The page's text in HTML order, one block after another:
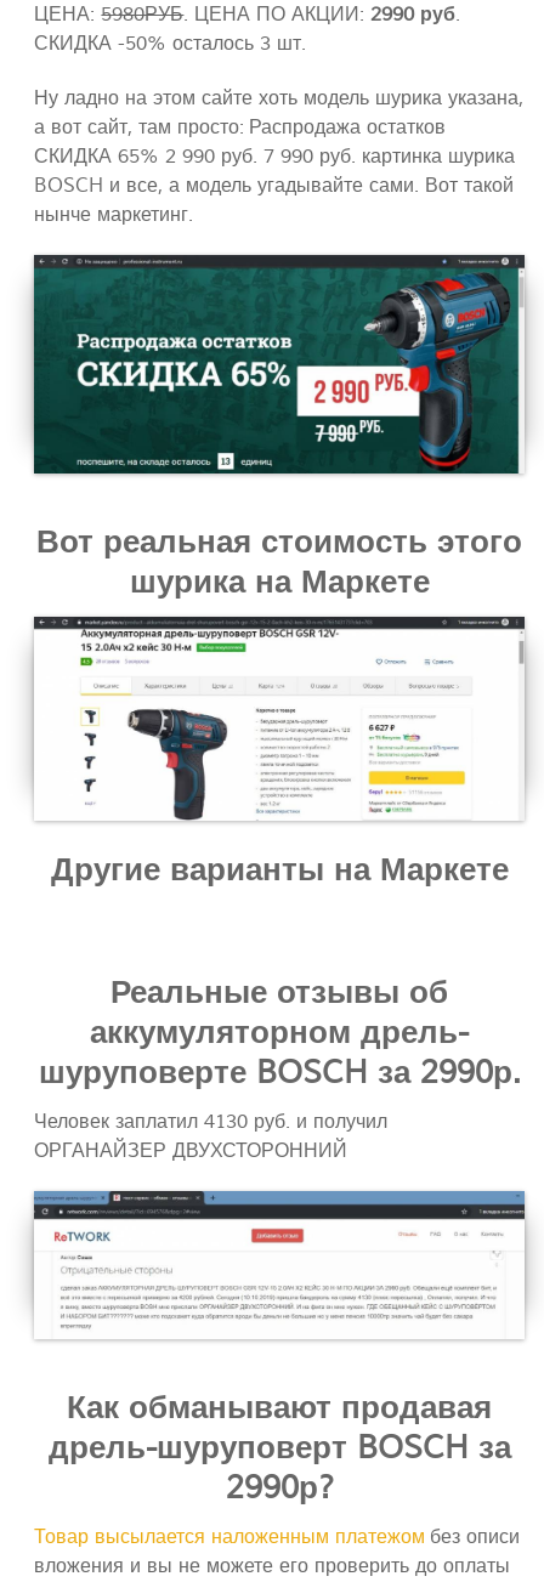
ЦЕНА:5980РУБ. ЦЕНА ПО АКЦИИ:2990 руб.
СКИДКА -50% осталось 3 шт.
Ну ладно на этом сайте хоть модель шурика указана,
а вот сайт, там просто: Распродажа остатков
СКИДКА 65% 2 990 руб. 7 990 руб. картинка шурика
BOSCH и все, а модель угадывайте сами. Вот такой
нынче маркетинг.
Вот реальная стоимость этого
шурика на Маркете
Другие варианты на Маркете
Реальные отзывы об
аккумуляторном дрель-
шуруповерте BOSCH за 2990р.
Человек заплатил 4130 руб. и получил
ОРГАНАЙЗЕР ДВУХСТОРОННИЙ
Как обманывают продавая
дрель-шуруповерт BOSCH за
2990р?
Товар высылается наложенным платежом без описи
вложения и вы не можете его проверить до оплаты